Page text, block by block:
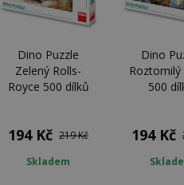
Dino Puzzle
Zelený Rolls-
Royce 500 dílků
194 Kč 219 Kč
Skladem
Dino
Roztomilý
500
194 Kč